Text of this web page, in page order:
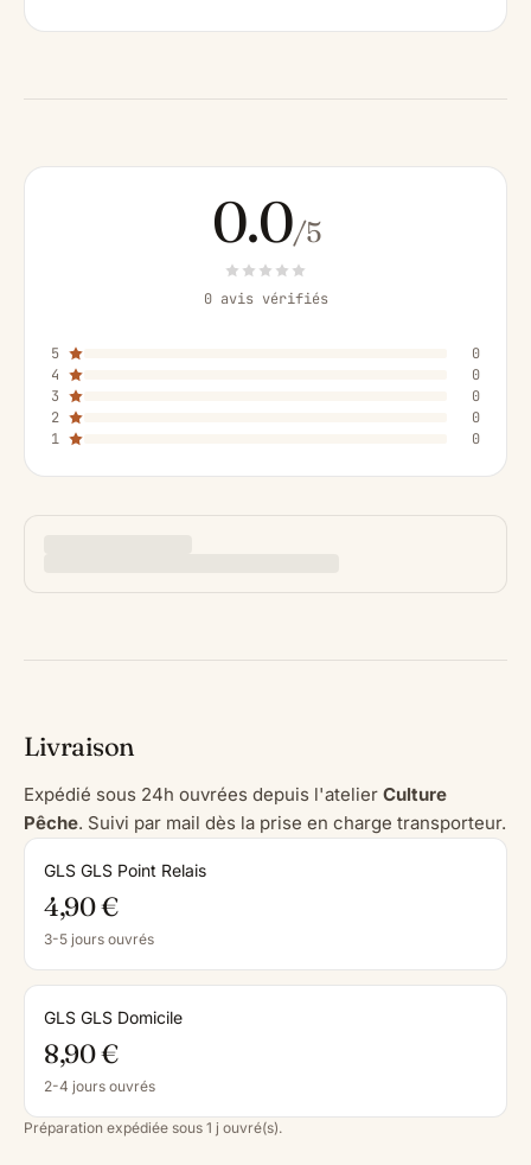
0.0/5
0 avis vérifiés
5
0
4
0
3
0
2
0
1
0
Livraison
Expédié sous 24h ouvrées depuis l'atelier Culture
Pêche. Suivi par mail dès la prise en charge transporteur.
GLS GLS Point Relais
4,90 €
3-5 jours ouvrés
GLS GLS Domicile
8,90 €
2-4 jours ouvrés
Préparation expédiée sous 1 j ouvré(s).